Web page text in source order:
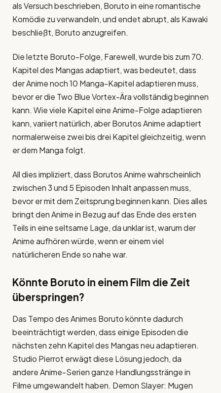
als Versuch beschrieben, Boruto in eine romantische
Komödie zu verwandeln, und endet abrupt, als Kawaki
beschließt, Boruto anzugreifen.
Die letzte Boruto-Folge, Farewell, wurde bis zum 70.
Kapitel des Mangas adaptiert, was bedeutet, dass
der Anime noch 10 Manga-Kapitel adaptieren muss,
bevor er die Two Blue Vortex-Ära vollständig beginnen
kann. Wie viele Kapitel eine Anime-Folge adaptieren
kann, variiert natürlich, aber Borutos Anime adaptiert
normalerweise zwei bis drei Kapitel gleichzeitig, wenn
er dem Manga folgt.
All dies impliziert, dass Borutos Anime wahrscheinlich
zwischen 3 und 5 Episoden Inhalt anpassen muss,
bevor er mit dem Zeitsprung beginnen kann. Dies alles
bringt den Anime in Bezug auf das Ende des ersten
Teils in eine seltsame Lage, da unklar ist, warum der
Anime aufhören würde, wenn er einem viel
natürlicheren Ende so nahe war.
Könnte Boruto in einem Film die Zeit
überspringen?
Das Tempo des Animes Boruto könnte dadurch
beeinträchtigt werden, dass einige Episoden die
nächsten zehn Kapitel des Mangas neu adaptieren.
Studio Pierrot erwägt diese Lösung jedoch, da
andere Anime-Serien ganze Handlungsstränge in
Filme umgewandelt haben. Demon Slayer: Mugen